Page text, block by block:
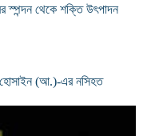
স্পন্দন থেকে শক্তি উৎপাদন
হোসাইন (আ.)-এর নসিহত